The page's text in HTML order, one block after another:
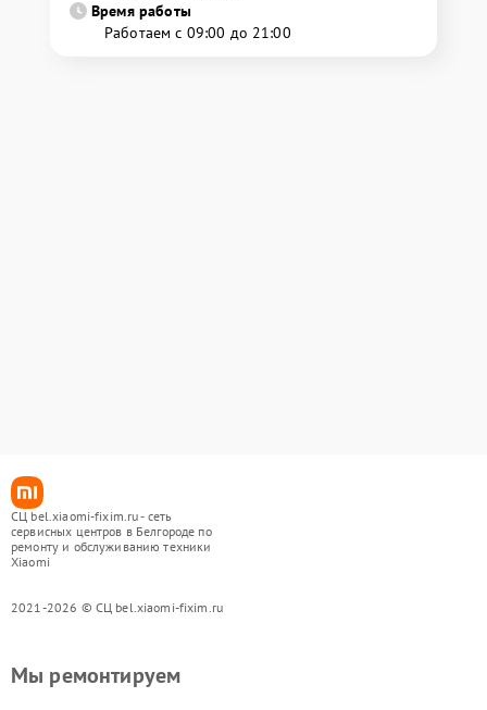
Время работы
Работаем с 09:00 до 21:00
СЦ bel.xiaomi-fixim.ru - сеть
сервисных центров в Белгороде по
ремонту и обслуживанию техники
Xiaomi
2021-2026 © СЦ bel.xiaomi-fixim.ru
Мы ремонтируем